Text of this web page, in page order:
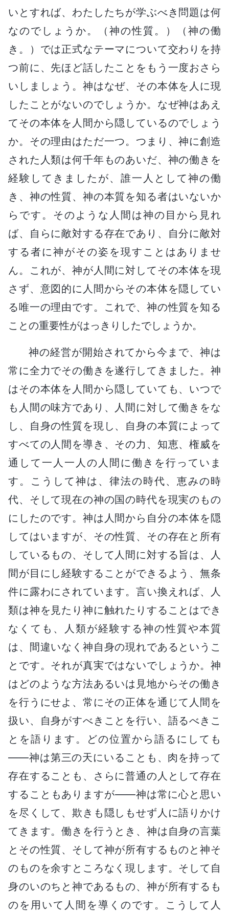
いとすれば、わたしたちが学ぶべき問題は何
なのでしょうか。（神の性質。）（神の働
き。）では正式なテーマについて交わりを持
つ前に、先ほど話したことをもう一度おさら
いしましょう。神はなぜ、その本体を人に現
したことがないのでしょうか。なぜ神はあえ
てその本体を人間から隠しているのでしょう
か。その理由はただ一つ。つまり、神に創造
された人類は何千年ものあいだ、神の働きを
経験してきましたが、誰一人として神の働
き、神の性質、神の本質を知る者はいないか
らです。そのような人間は神の目から見れ
ば、自らに敵対する存在であり、自分に敵対
する者に神がその姿を現すことはありませ
ん。これが、神が人間に対してその本体を現
さず、意図的に人間からその本体を隠してい
る唯一の理由です。これで、神の性質を知る
ことの重要性がはっきりしたでしょうか。
神の経営が開始されてから今まで、神は
常に全力でその働きを遂行してきました。神
はその本体を人間から隠していても、いつで
も人間の味方であり、人間に対して働きをな
し、自身の性質を現し、自身の本質によって
すべての人間を導き、その力、知恵、権威を
通して一人一人の人間に働きを行っていま
す。こうして神は、律法の時代、恵みの時
代、そして現在の神の国の時代を現実のもの
にしたのです。神は人間から自分の本体を隠
してはいますが、その性質、その存在と所有
しているもの、そして人間に対する旨は、人
間が目にし経験することができるよう、無条
件に露わにされています。言い換えれば、人
類は神を見たり神に触れたりすることはでき
なくても、人類が経験する神の性質や本質
は、間違いなく神自身の現れであるというこ
とです。それが真実ではないでしょうか。神
はどのような方法あるいは見地からその働き
を行うにせよ、常にその正体を通じて人間を
扱い、自身がすべきことを行い、語るべきこ
とを語ります。どの位置から語るにしても
――神は第三の天にいることも、肉を持って
存在することも、さらに普通の人として存在
することもありますが――神は常に心と思い
を尽くして、欺きも隠しもせず人に語りかけ
てきます。働きを行うとき、神は自身の言葉
とその性質、そして神が所有するものと神そ
のものを余すところなく現します。そして自
身のいのちと神であるもの、神が所有するも
のを用いて人間を導くのです。こうして人